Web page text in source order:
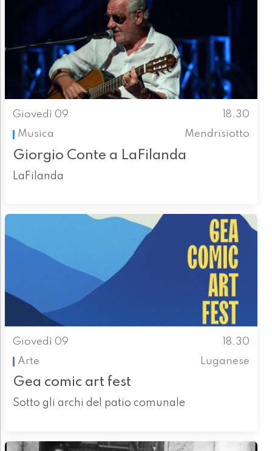
Giovedì 09
18.30
Musica
Mendrisiotto
Giorgio Conte a LaFilanda
LaFilanda
Giovedì 09
18.30
Arte
Luganese
Gea comic art fest
Sotto gli archi del patio comunale